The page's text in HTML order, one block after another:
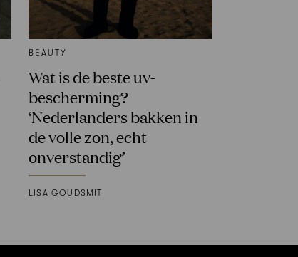
BEAUTY
Wat is de beste uv-
bescherming?
‘Nederlanders bakken in
de volle zon, echt
onverstandig’
LISA GOUDSMIT